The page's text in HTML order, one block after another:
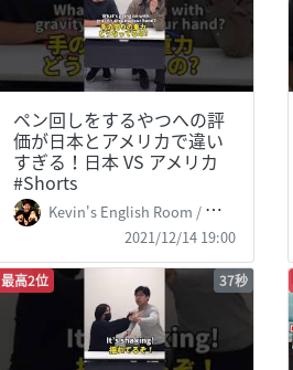
ペン回しをするやつへの評
価が日本とアメリカで違い
すぎる！日本 VS アメリカ
#Shorts
Kevin's English Room / 掛山ケビ志郎
2021/12/14 19:00
最高2位 37秒